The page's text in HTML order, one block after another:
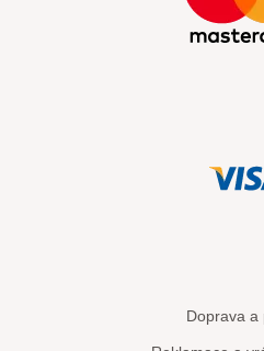
Doprava a